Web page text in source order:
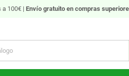
100€ | Envío gratuitoen compras